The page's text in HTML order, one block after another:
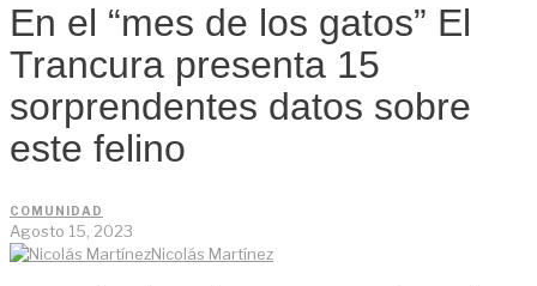
En el “mes de los gatos” El
Trancura presenta 15
sorprendentes datos sobre
este felino
COMUNIDAD
Agosto 15, 2023
Nicolás Martínez